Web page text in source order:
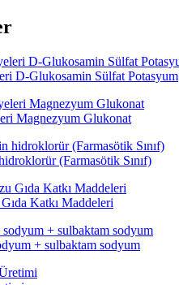
D-Glukosamin Sülfat Potasyum
Magnezyum Glukonat
(Farmasötik Sınıf)
Katkı Maddeleri
+ sulbaktam sodyum